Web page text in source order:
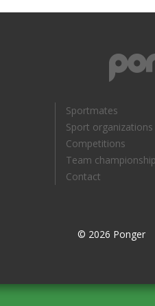
Sportmates
Sport organizations
Competitions
Team championship
Contact
© 2026 Ponger